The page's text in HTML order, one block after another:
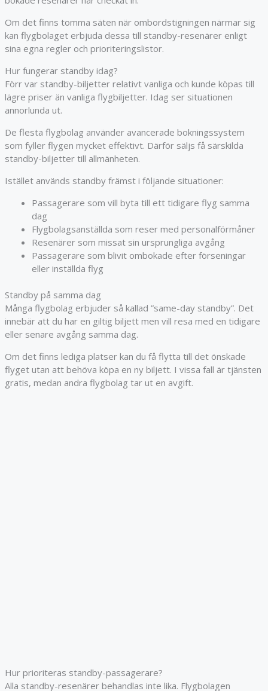
Om det finns tomma säten när ombordstigningen närmar sig
kan flygbolaget erbjuda dessa till standby-resenärer enligt
sina egna regler och prioriteringslistor.
Hur fungerar standby idag?
Förr var standby-biljetter relativt vanliga och kunde köpas till
lägre priser än vanliga flygbiljetter. Idag ser situationen
annorlunda ut.
De flesta flygbolag använder avancerade bokningssystem
som fyller flygen mycket effektivt. Därför säljs få särskilda
standby-biljetter till allmänheten.
Istället används standby främst i följande situationer:
Passagerare som vill byta till ett tidigare flyg samma
dag
Flygbolagsanställda som reser med personalförmåner
Resenärer som missat sin ursprungliga avgång
Passagerare som blivit ombokade efter förseningar
eller inställda flyg
Standby på samma dag
Många flygbolag erbjuder så kallad ”same-day standby”. Det
innebär att du har en giltig biljett men vill resa med en tidigare
eller senare avgång samma dag.
Om det finns lediga platser kan du få flytta till det önskade
flyget utan att behöva köpa en ny biljett. I vissa fall är tjänsten
gratis, medan andra flygbolag tar ut en avgift.
Hur prioriteras standby-passagerare?
Alla standby-resenärer behandlas inte lika. Flygbolagen